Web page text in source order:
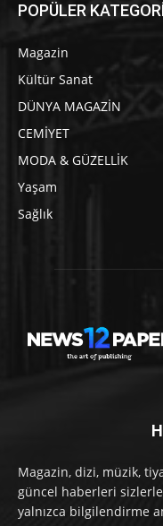
POPÜLER
Magazin
Kültür Sanat
DÜNYA MAGAZİN
CEMİYET
MODA & GÜZELLİK
Yaşam
Sağlık
Magazin, dizi, müzik,
güncel haberleri
yalnızca bilgilendirme